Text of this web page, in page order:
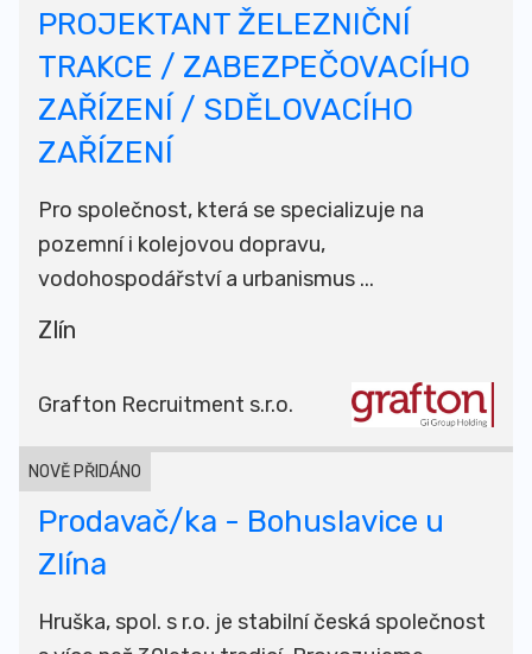
PROJEKTANT ŽELEZNIČNÍ
TRAKCE / ZABEZPEČOVACÍHO
ZAŘÍZENÍ / SDĚLOVACÍHO
ZAŘÍZENÍ
Pro společnost, která se specializuje na
pozemní i kolejovou dopravu,
vodohospodářství a urbanismus ...
Zlín
Grafton Recruitment s.r.o.
NOVĚ PŘIDÁNO
Prodavač/ka - Bohuslavice u
Zlína
Hruška, spol. s r.o. je stabilní česká společnost